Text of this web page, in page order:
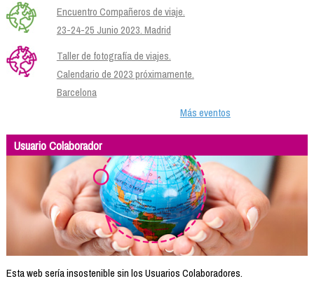
Encuentro Compañeros de viaje.
23-24-25 Junio 2023. Madrid
Taller de fotografía de viajes.
Calendario de 2023 próximamente.
Barcelona
Más eventos
Usuario Colaborador
Esta web sería insostenible sin los Usuarios Colaboradores.